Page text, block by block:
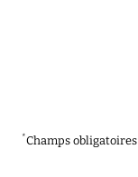
*Champs obligatoires